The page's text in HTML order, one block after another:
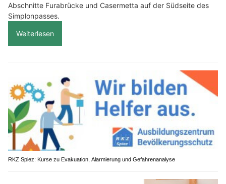
Abschnitte Furabrücke und Casermetta auf der Südseite des
Simplonpasses.
Weiterlesen
RKZ Spiez: Kurse zu Evakuation, Alarmierung und Gefahrenanalyse